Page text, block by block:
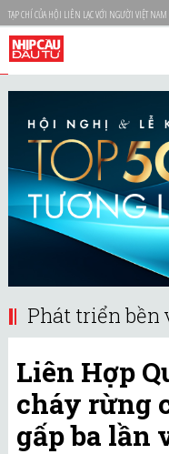
TẠP CHÍ CỦA HỘI LIÊN LẠC VỚI NGƯỜI VIỆT
Phát triển bền
Liên Hợp
cháy rừng
gấp ba lần